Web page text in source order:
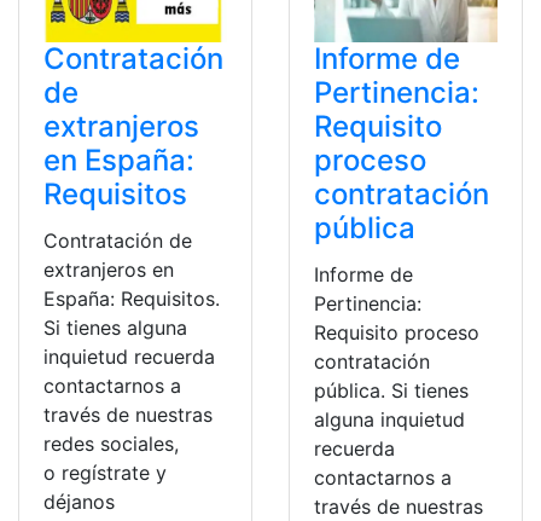
Contratación
de
extranjeros
en España:
Requisitos
Contratación de
extranjeros en
España: Requisitos.
Si tienes alguna
inquietud recuerda
contactarnos a
través de nuestras
redes sociales,
o regístrate y
déjanos
Informe de
Pertinencia:
Requisito
proceso
contratación
pública
Informe de
Pertinencia:
Requisito proceso
contratación
pública. Si tienes
alguna inquietud
recuerda
contactarnos a
través de nuestras